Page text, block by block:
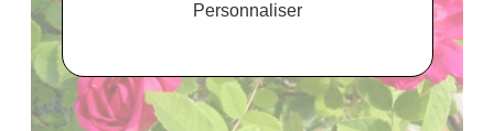
Personnaliser